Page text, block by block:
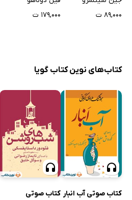
۸۹,۰۰۰ ت
۱۷۹,۰۰۰ ت
کتاب‌های نوین کتاب گویا
کتاب صوتی آب انبار کتاب صوتی